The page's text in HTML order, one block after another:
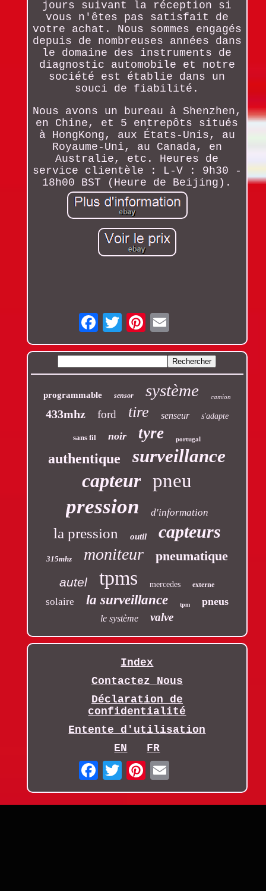
jours suivant la réception si
vous n'êtes pas satisfait de
votre achat. Nous sommes engagés
depuis de nombreuses années dans
le domaine des instruments de
diagnostic automobile et notre
société est établie dans un
souci de fiabilité.
Nous avons un bureau à Shenzhen,
en Chine, et 5 entrepôts situés
à HongKong, aux États-Unis, au
Royaume-Uni, au Canada, en
Australie, etc. Heures de
service clientèle : L-V : 9h30 -
18h00 BST (Heure de Beijing).
Email
programmable sensor système camion
433mhz ford tire senseur s'adapte
sans fil noir tyre portugal
authentique surveillance
capteur pneu
pression d'information
la pression outil capteurs
315mhz moniteur pneumatique
autel tpms mercedes externe
solaire la surveillance tpm pneus
le système valve
Index
Contactez Nous
Déclaration de
confidentialité
Entente d'utilisation
EN
FR